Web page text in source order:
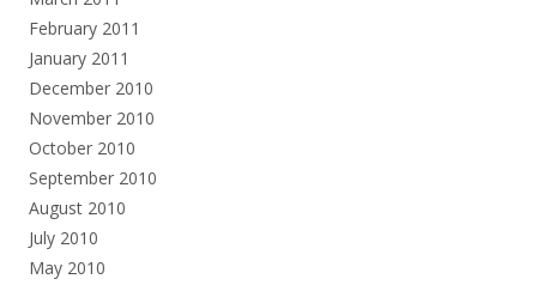
February 2011
January 2011
December 2010
November 2010
October 2010
September 2010
August 2010
July 2010
May 2010